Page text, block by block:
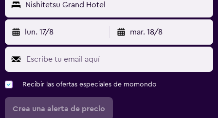
Nishitetsu Grand Hotel
lun. 17/8 mar. 18/8
Recibir las ofertas especiales de momondo
Crea una alerta de precio